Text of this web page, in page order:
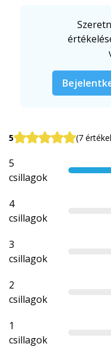
5 (7
5
csillagok
4
csillagok
3
csillagok
2
csillagok
1
csillagok